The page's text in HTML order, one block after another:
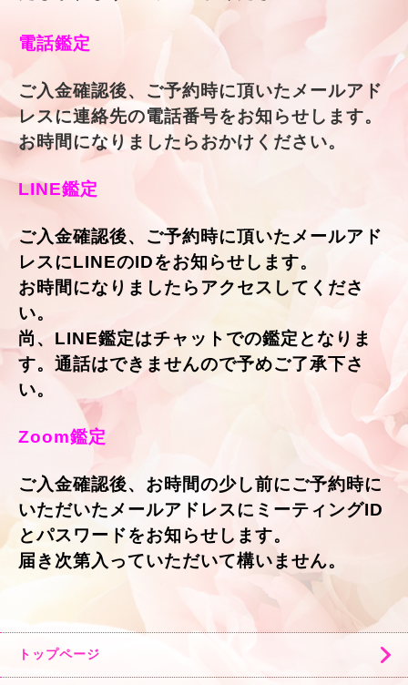
電話鑑定
ご入金確認後、ご予約時に頂いたメールアド
レスに連絡先の電話番号をお知らせします。
お時間になりましたらおかけください。
LINE鑑定
ご入金確認後、ご予約時に頂いたメールアド
レスにLINEのIDをお知らせします。
お時間になりましたらアクセスしてくださ
い。
尚、LINE鑑定はチャットでの鑑定となりま
す。通話はできませんので予めご了承下さ
い。
Zoom鑑定
ご入金確認後、お時間の少し前にご予約時に
いただいたメールアドレスにミーティングID
とパスワードをお知らせします。
届き次第入っていただいて構いません。
トップページ